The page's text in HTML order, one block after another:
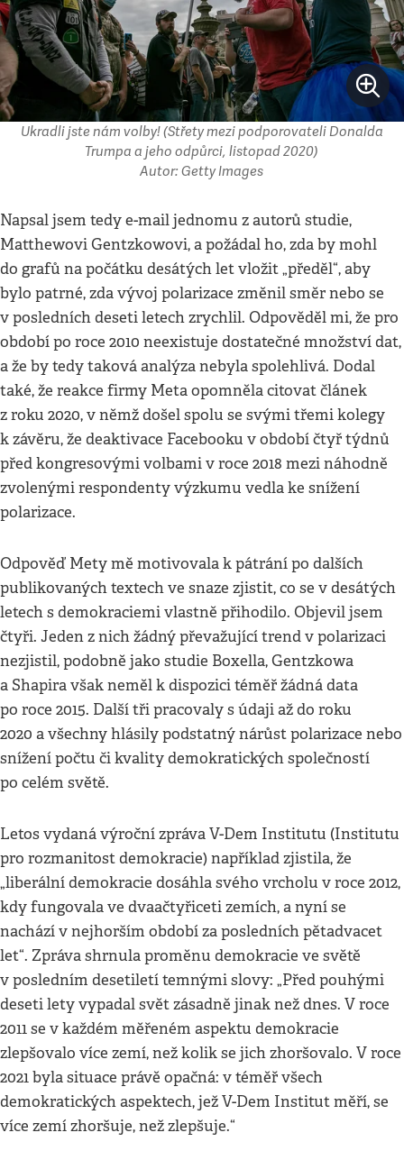
Ukradli jste nám volby! (Střety mezi podporovateli Donalda
Trumpa a jeho odpůrci, listopad 2020)
Autor: Getty Images
Napsal jsem tedy e-mail jednomu z autorů studie,
Matthewovi Gentzkowovi, a požádal ho, zda by mohl
do grafů na počátku desátých let vložit „předěl“, aby
bylo patrné, zda vývoj polarizace změnil směr nebo se
v posledních deseti letech zrychlil. Odpověděl mi, že pro
období po roce 2010 neexistuje dostatečné množství dat,
a že by tedy taková analýza nebyla spolehlivá. Dodal
také, že reakce firmy Meta opomněla citovat článek
z roku 2020, v němž došel spolu se svými třemi kolegy
k závěru, že deaktivace Facebooku v období čtyř týdnů
před kongresovými volbami v roce 2018 mezi náhodně
zvolenými respondenty výzkumu vedla ke snížení
polarizace.
Odpověď Mety mě motivovala k pátrání po dalších
publikovaných textech ve snaze zjistit, co se v desátých
letech s demokraciemi vlastně přihodilo. Objevil jsem
čtyři. Jeden z nich žádný převažující trend v polarizaci
nezjistil, podobně jako studie Boxella, Gentzkowa
a Shapira však neměl k dispozici téměř žádná data
po roce 2015. Další tři pracovaly s údaji až do roku
2020 a všechny hlásily podstatný nárůst polarizace nebo
snížení počtu či kvality demokratických společností
po celém světě.
Letos vydaná výroční zpráva V-Dem Institutu (Institutu
pro rozmanitost demokracie) například zjistila, že
„liberální demokracie dosáhla svého vrcholu v roce 2012,
kdy fungovala ve dvaačtyřiceti zemích, a nyní se
nachází v nejhorším období za posledních pětadvacet
let“. Zpráva shrnula proměnu demokracie ve světě
v posledním desetiletí temnými slovy: „Před pouhými
deseti lety vypadal svět zásadně jinak než dnes. V roce
2011 se v každém měřeném aspektu demokracie
zlepšovalo více zemí, než kolik se jich zhoršovalo. V roce
2021 byla situace právě opačná: v téměř všech
demokratických aspektech, jež V-Dem Institut měří, se
více zemí zhoršuje, než zlepšuje.“